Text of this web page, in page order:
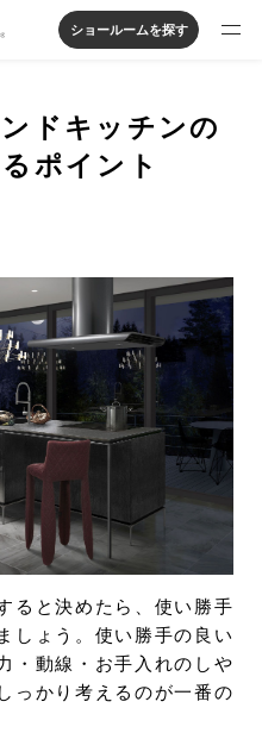
ッチン
ッチン
対面キッチン
チン
ショールームを探す
ドキッチンの
ポイント
ックマー
送信
ピー
ると決めたら、使い勝手
しょう。使い勝手の良い
・動線・お手入れのしや
っかり考えるのが一番の